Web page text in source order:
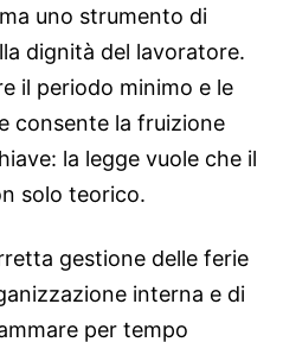
uno strumento di
dignità del lavoratore.
il periodo minimo e le
consente la fruizione
la legge vuole che il
solo teorico.
gestione delle ferie
interna e di
per tempo